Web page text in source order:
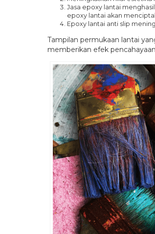
Jasa epoxy lantai
epoxy lantai akan
Epoxy lantai anti slip
Tampilan permukaan lantai
memberikan efek